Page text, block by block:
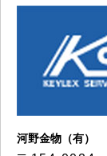
河野金物（有）